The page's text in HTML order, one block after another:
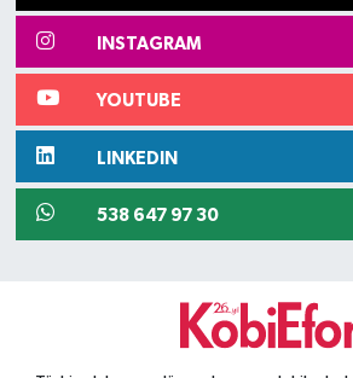
INSTAGRAM
YOUTUBE
LINKEDIN
538 647 97 30